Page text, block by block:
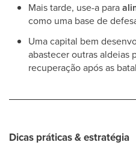
Mais tarde, use-a para
como uma base de
Uma capital bem
abastecer outras aldeias
recuperação após as
Dicas práticas & estratégia